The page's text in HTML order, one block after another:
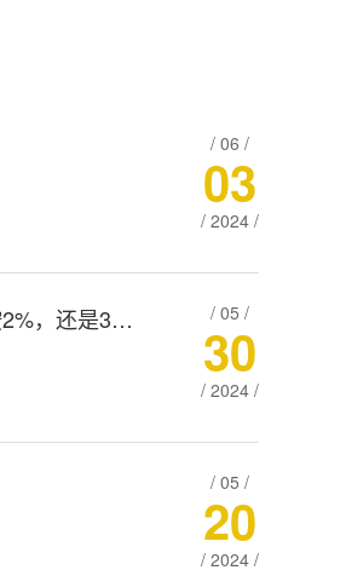
莲湖西安自然人代开劳务发票需要缴
/ 06 /
03
/ 2024 /
莲湖西安小规模销售自己使用过的固定资产按3%减按2%，还是3%减按1% / 05 /
30
/ 2024 /
/ 05 /
20
/ 2024 /